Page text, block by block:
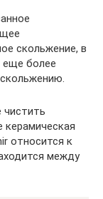
скольжение, в
еще более
относится к
между